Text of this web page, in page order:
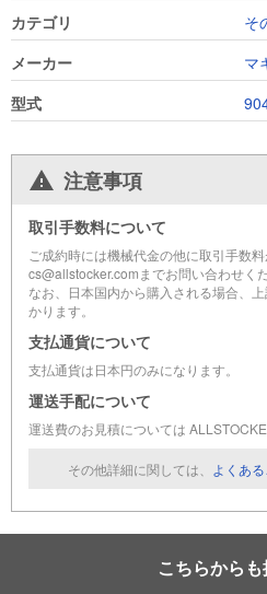
カテゴリ
そ
メーカー
マ
型式
注意事項
取引手数料について
ご成約時には機械代金の他に取引手数
cs@allstocker.comまでお問い合わせくだ
なお、日本国内から購入される場合、
かります。
支払通貨について
支払通貨は日本円のみになります。
運送手配について
運送費のお見積については
その他詳細に関しては、 よくあ
こちらから